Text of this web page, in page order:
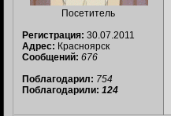
Посетитель
Регистрация: 30.07.2011
Адрес: Красноярск
Сообщений: 676
Поблагодарил: 754
Поблагодарили: 124